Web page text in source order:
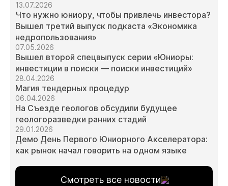
13.07.2026
Что нужно юниору, чтобы привлечь инвестора?
Вышел третий выпуск подкаста «Экономика
недропользования»
07.05.2026
Вышел второй спецвыпуск серии «Юниоры:
инвестиции в поиски — поиски инвестиций»
28.04.2026
Магия тендерных процедур
06.04.2026
На Съезде геологов обсудили будущее
геологоразведки ранних стадий
29.01.2026
Демо День Первого Юниорного Акселератора:
как рынок начал говорить на одном языке
Смотреть все новости